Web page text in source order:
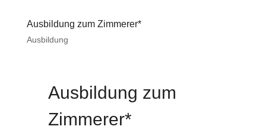
Ausbildung zum Zimmerer*
Ausbildung
Ausbildung zum
Zimmerer*